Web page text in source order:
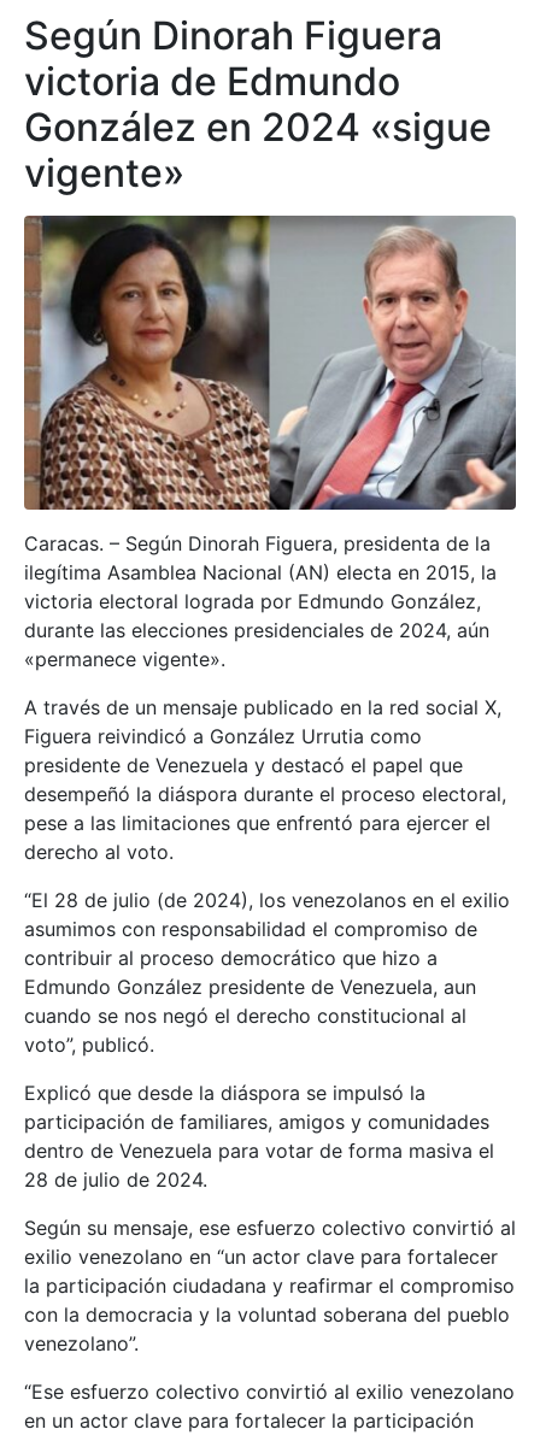
Según Dinorah Figuera
victoria de Edmundo
González en 2024 «sigue
vigente»
Caracas. – Según Dinorah Figuera, presidenta de la
ilegítima Asamblea Nacional (AN) electa en 2015, la
victoria electoral lograda por Edmundo González,
durante las elecciones presidenciales de 2024, aún
«permanece vigente».
A través de un mensaje publicado en la red social X,
Figuera reivindicó a González Urrutia como
presidente de Venezuela y destacó el papel que
desempeñó la diáspora durante el proceso electoral,
pese a las limitaciones que enfrentó para ejercer el
derecho al voto.
“El 28 de julio (de 2024), los venezolanos en el exilio
asumimos con responsabilidad el compromiso de
contribuir al proceso democrático que hizo a
Edmundo González presidente de Venezuela, aun
cuando se nos negó el derecho constitucional al
voto”, publicó.
Explicó que desde la diáspora se impulsó la
participación de familiares, amigos y comunidades
dentro de Venezuela para votar de forma masiva el
28 de julio de 2024.
Según su mensaje, ese esfuerzo colectivo convirtió al
exilio venezolano en “un actor clave para fortalecer
la participación ciudadana y reafirmar el compromiso
con la democracia y la voluntad soberana del pueblo
venezolano”.
“Ese esfuerzo colectivo convirtió al exilio venezolano
en un actor clave para fortalecer la participación